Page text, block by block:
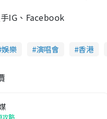
IG、Facebook
娛樂 演唱會 香港
攻略